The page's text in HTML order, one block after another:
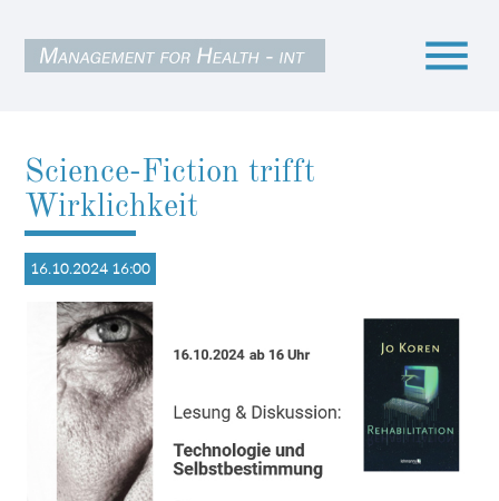
menu
Suchbegriffe
Science-Fiction trifft
Wirklichkeit
16.10.2024 16:00